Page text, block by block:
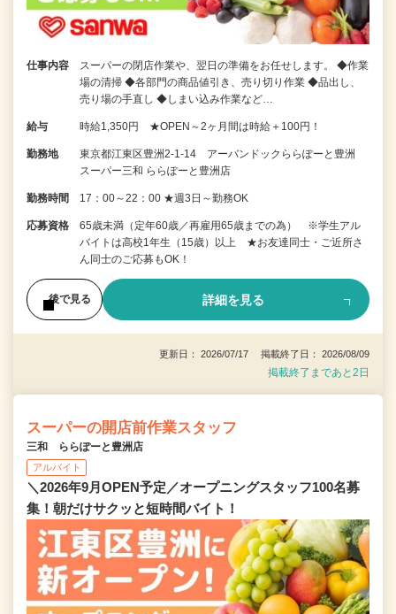
仕事内容
スーパーの閉店作業や、翌日の準備をお任せします。 ◆作業
場の清掃 ◆各部門の商品値引き、売り切り作業 ◆品出し、
売り場の手直し ◆しまい込み作業など…
給与 時給1,350円 ★OPEN～2ヶ月間は時給＋100円！
勤務地
東京都江東区豊洲2-1-14 アーバンドックららぽーと豊洲
スーパー三和 ららぽーと豊洲店
勤務時間 17：00～22：00 ★週3日～勤務OK
応募資格
65歳未満（定年60歳／再雇用65歳までの為） ※学生アル
バイトは高校1年生（15歳）以上 ★お友達同士・ご近所さ
ん同士のご応募もOK！
後で見る 詳細を見る
更新日： 2026/07/17 掲載終了日： 2026/08/09
掲載終了まであと2日
スーパーの開店前作業スタッフ
三和 ららぽーと豊洲店
アルバイト
＼2026年9月OPEN予定／オープニングスタッフ100名募
集！朝だけサクッと短時間バイト！